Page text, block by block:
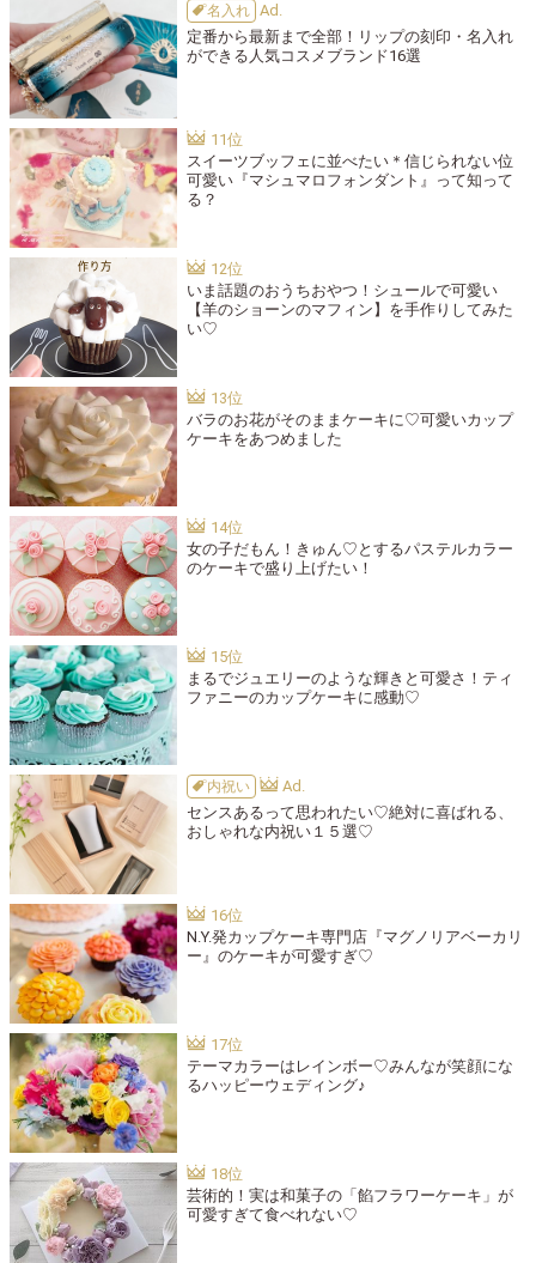
名入れ
定番から最新まで全部！リップの刻印・名入れ
ができる人気コスメブランド16選
スイーツブッフェに並べたい＊信じられない位
可愛い『マシュマロフォンダント』って知って
る？
いま話題のおうちおやつ！シュールで可愛い
【羊のショーンのマフィン】を手作りしてみた
い♡
バラのお花がそのままケーキに♡可愛いカップ
ケーキをあつめました
女の子だもん！きゅん♡とするパステルカラー
のケーキで盛り上げたい！
まるでジュエリーのような輝きと可愛さ！ティ
ファニーのカップケーキに感動♡
内祝い
センスあるって思われたい♡絶対に喜ばれる、
おしゃれな内祝い１５選♡
N.Y.発カップケーキ専門店『マグノリアベーカリ
ー』のケーキが可愛すぎ♡
テーマカラーはレインボー♡みんなが笑顔にな
るハッピーウェディング♪
芸術的！実は和菓子の「餡フラワーケーキ」が
可愛すぎて食べれない♡